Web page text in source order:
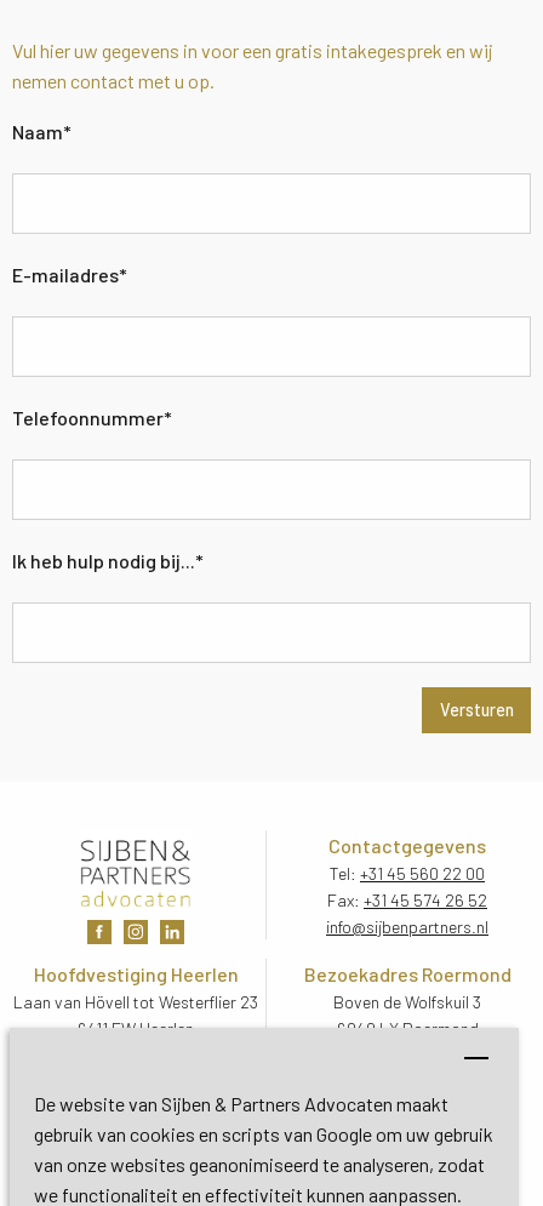
De website van Sijben & Partners Advocaten maakt
gebruik van cookies en scripts van Google om uw gebruik
van onze websites geanonimiseerd te analyseren, zodat
we functionaliteit en effectiviteit kunnen aanpassen.
Vul hier uw gegevens in voor een gratis intakegesprek en wij
nemen contact met u op.
Naam*
E-mailadres*
Telefoonnummer*
Ik heb hulp nodig bij...*
Contactgegevens
Tel: +31 45 560 22 00
Fax: +31 45 574 26 52
info@sijbenpartners.nl
Hoofdvestiging Heerlen
Laan van Hövell tot Westerflier 23
6411 EW Heerlen
Bezoekadres Roermond
Boven de Wolfskuil 3
6049 LX Roermond
Routebeschrijving
Bezoekadres De Bilt
Soestdijkseweg Zuid 13
3732 HC De Bilt (Utrecht)
Routebeschrijving